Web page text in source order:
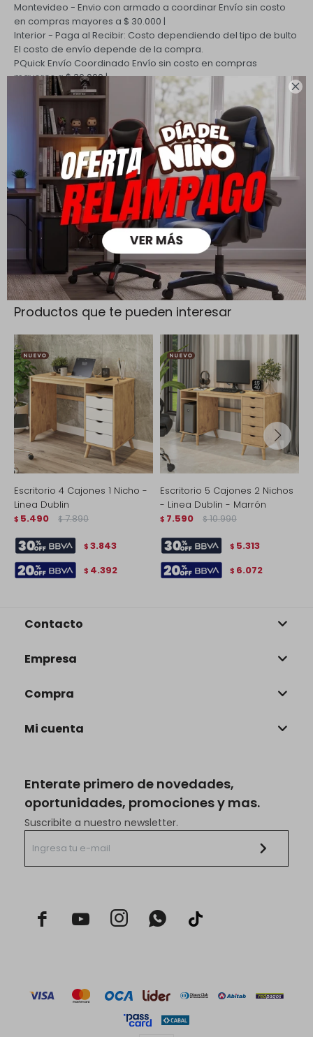

Montevideo - Envio con armado a coordinarEnvío sin costo
en compras mayores a $ 30.000 |
Interior - Paga al Recibir: Costo dependiendo del tipo de bulto
El costo de envío depende de la compra.
PQuick Envío Coordinado Envío sin costo en compras
mayores a $ 30.000 |
Cambios y Devoluciones
Todas las compras realizadas tienen un plazo de 5 días para
su cambio.
Ver mas
Medios de pago
Productos que te pueden interesar
Escritorio 4 Cajones 1 Nicho -
Linea Dublin
$ 5.490 $ 7.890
$ 3.843
$ 4.392
Escritorio 5 Cajones 2 Nichos
- Linea Dublin - Marrón
$ 7.590 $ 10.990
$ 5.313
$ 6.072
Enterate primero de novedades,
oportunidades, promociones y mas.
Suscribite a nuestro newsletter.
  
Contacto
Empresa
Compra
Mi cuenta